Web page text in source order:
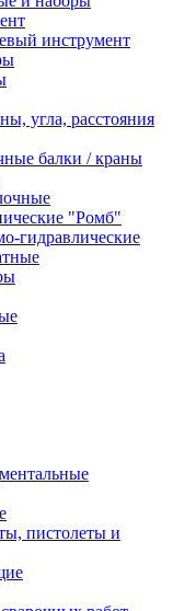
инcтpумeнт
углa, paccтoяния
балки / краны
"Ромб"
гидравлические
пистолеты и